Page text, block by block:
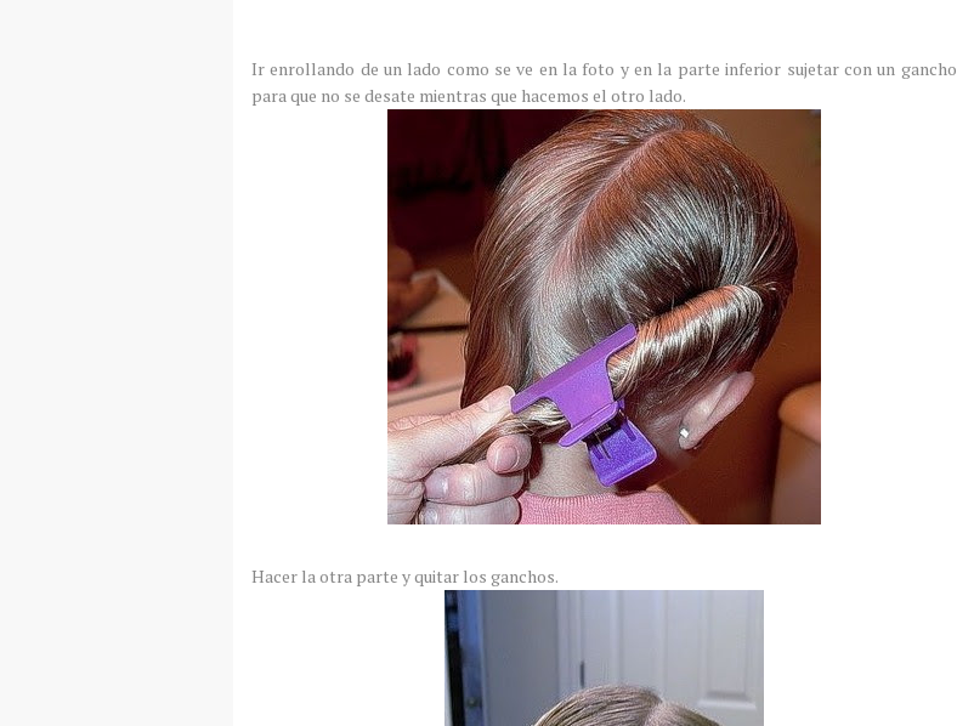
Ir enrollando de un lado como se ve en la foto y en la parte inferior sujetar con un gancho
para que no se desate mientras que hacemos el otro lado.
Hacer la otra parte y quitar los ganchos.